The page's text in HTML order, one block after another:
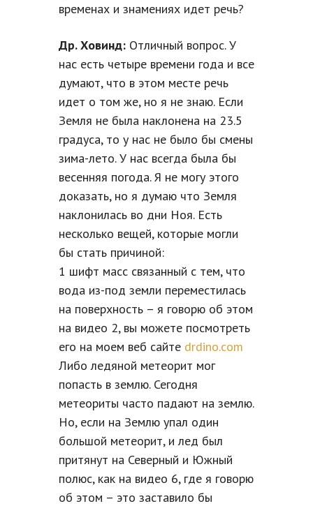
временах и знамениях идет речь?
Др. Ховинд: Отличный вопрос. У
нас есть четыре времени года и все
думают, что в этом месте речь
идет о том же, но я не знаю. Если
Земля не была наклонена на 23.5
градуса, то у нас не было бы смены
зима-лето. У нас всегда была бы
весенняя погода. Я не могу этого
доказать, но я думаю что Земля
наклонилась во дни Ноя. Есть
несколько вещей, которые могли
бы стать причиной:
1 шифт масс связанный с тем, что
вода из-под земли переместилась
на поверхность – я говорю об этом
на видео 2, вы можете посмотреть
его на моем веб сайте drdino.com
Либо ледяной метеорит мог
попасть в землю. Сегодня
метеориты часто падают на землю.
Но, если на Землю упал один
большой метеорит, и лед был
притянут на Северный и Южный
полюс, как на видео 6, где я говорю
об этом – это заставило бы